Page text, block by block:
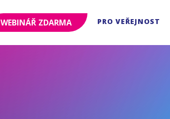
WEBINÁŘ ZDARMA PRO VEŘEJNOST